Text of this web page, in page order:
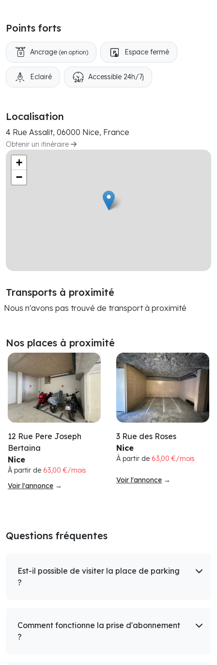
Points forts
Ancrage (en option) Espace fermé
Eclairé Accessible 24h/7j
Localisation
4 Rue Assalit, 06000 Nice, France
Obtenir un itinéraire
+
−
Transports à proximité
Nous n'avons pas trouvé de transport à proximité
Nos places à proximité
12 Rue Pere Joseph
Bertaina
Nice
À partir de 63,00 €/mois
Voir l'annonce →
3 Rue des Roses
Nice
À partir de 63,00 €/mois
Voir l'annonce →
Questions fréquentes
Est-il possible de visiter la place de parking
?
Comment fonctionne la prise d'abonnement
?